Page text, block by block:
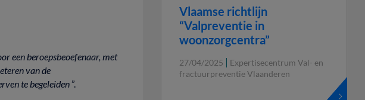
eenberoepsbeoefenaar,met
vande
tebegeleiden ”.
Vlaamse richtlijn
“Valpreventie in
woonzorgcentra”
27/04/2025
Expertisecentrum Val- en
fractuurpreventie Vlaanderen